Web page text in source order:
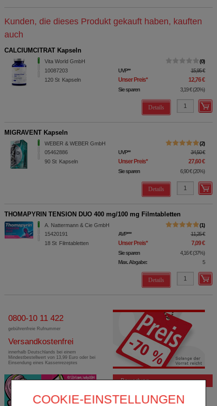
COOKIE-EINSTELLUNGEN
Kunden, die dieses Produkt gekauft haben, kauften
auch
CALCIUMCITRAT Kapseln
Vita World GmbH
10087203
120 St Kapseln
0
UVP** 15,95 €
Unser Preis* 12,76 €
Sie sparen 3,19 € (20%)
Details
MIGRAVENT Kapseln
WEBER & WEBER GmbH
05462886
90 St Kapseln
2
UVP** 34,50 €
Unser Preis* 27,60 €
Sie sparen 6,90 € (20%)
Details
THOMAPYRIN TENSION DUO 400 mg/100 mg Filmtabletten
A. Nattermann & Cie GmbH
15420191
18 St Filmtabletten
1
AVP*** 11,25 €
Unser Preis* 7,09 €
Sie sparen 4,16 € (37%)
Max. Abgabe:
5
Details
0800-10 11 422
gebührenfreie Rufnummer
Versandkostenfrei
innerhalb Deutschlands bei einem
Mindestbestellwert von 13,99 Euro oder bei
Einsendung eines Kassenrezeptes
Bewertung